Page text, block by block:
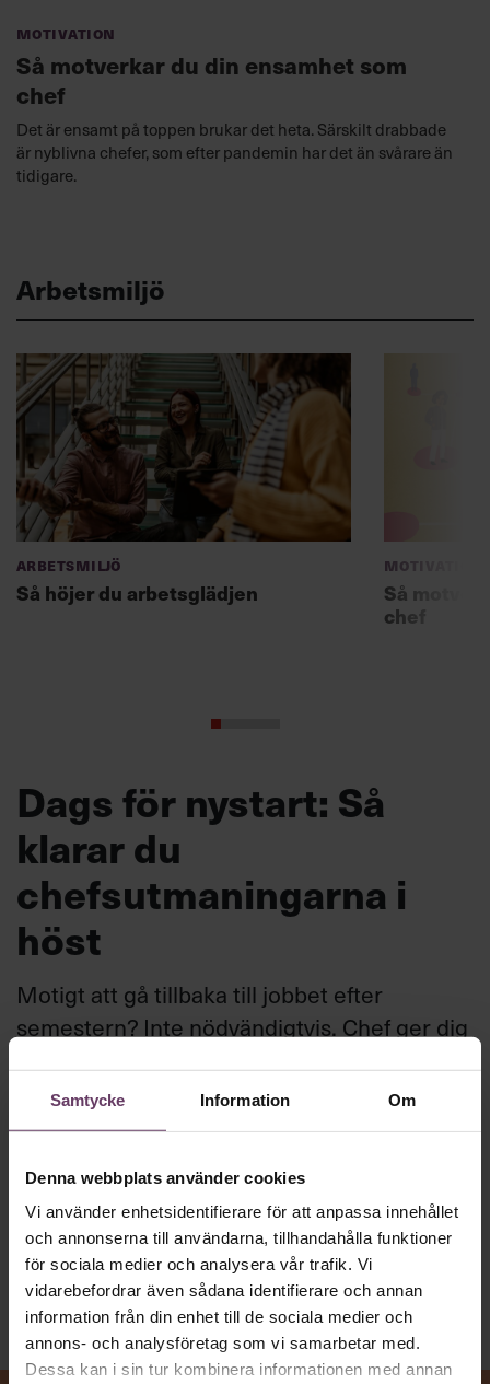
Samtycke Information Om
Denna webbplats använder cookies
Vi använder enhetsidentifierare för att anpassa innehållet
och annonserna till användarna, tillhandahålla funktioner
för sociala medier och analysera vår trafik. Vi
vidarebefordrar även sådana identifierare och annan
information från din enhet till de sociala medier och
annons- och analysföretag som vi samarbetar med.
Dessa kan i sin tur kombinera informationen med annan
Motivation
Så motverkar du din ensamhet som
chef
Det är ensamt på toppen brukar det heta. Särskilt drabbade
är nyblivna chefer, som efter pandemin har det än svårare än
tidigare.
Arbetsmiljö
Arbetsmiljö
Så höjer du arbetsglädjen
Motivation
Så
chef
Dags för nystart: Så
klarar du
chefsutmaningarna i
höst
Motigt att gå tillbaka till jobbet efter
semestern? Inte nödvändigtvis. Chef ger dig
problem till möjligheter och gör din
jobbcomeback med stil.
Beslutsfattande
Text:
Fredrik Kullberg
Publicerad2026-08-10